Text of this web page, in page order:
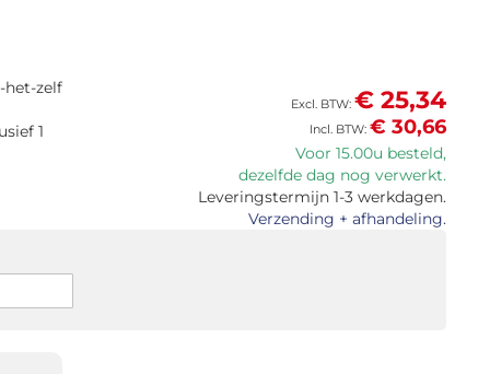
€ 30,66
€ 25,34
Voor 15.00u besteld,
dezelfde dag nog verwerkt.
Leveringstermijn 1-3 werkdagen.
Verzending + afhandeling.
het-zelf
1